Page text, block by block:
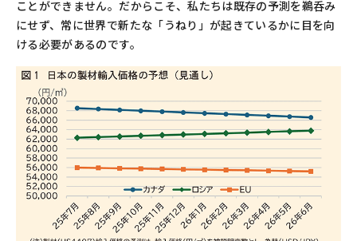
ことができません。だからこそ、私たちは既存の予測を鵜呑み
にせず、常に世界で新たな「うねり」が起きているかに目を向
ける必要があるのです。